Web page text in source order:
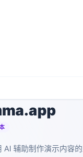
AI 辅助制作演示内容